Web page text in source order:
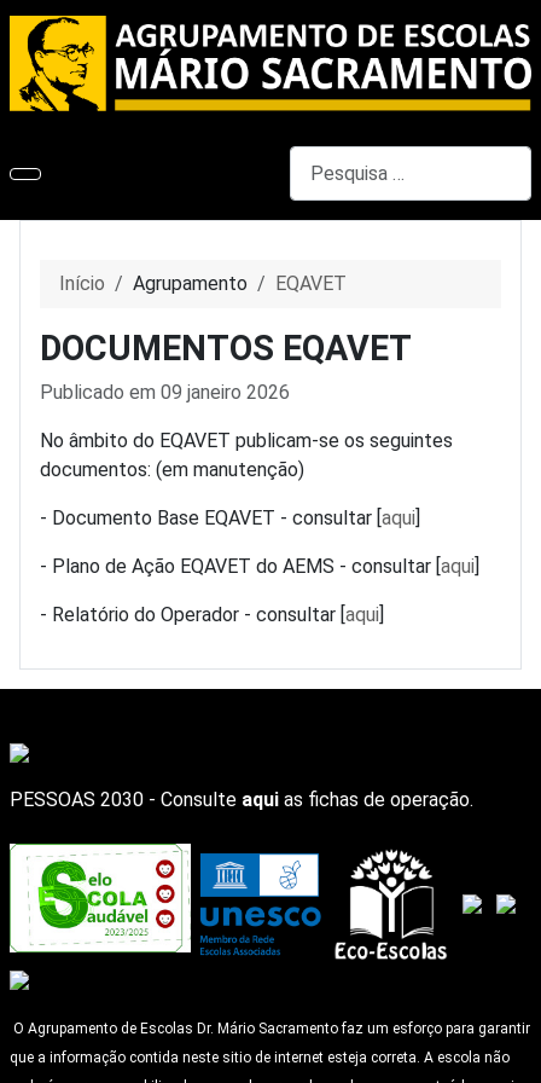
Início Agrupamento EQAVET
DOCUMENTOS EQAVET
Detalhes
Publicado em 09 janeiro 2026
No âmbito do EQAVET publicam-se os seguintes
documentos: (em manutenção)
- Documento Base EQAVET - consultar [ aqui
- Plano de Ação EQAVET do AEMS - consultar [ aqui
- Relatório do Operador - consultar [ aqui
PESSOAS 2030 - Consulte aqui as fichas de operação.
O Agrupamento de Escolas Dr. Mário Sacramento faz um esforço para garantir
que a informação contida neste sitio de internet esteja correta. A escola não